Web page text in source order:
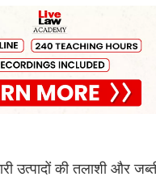
उत्पादों की तलाशी और